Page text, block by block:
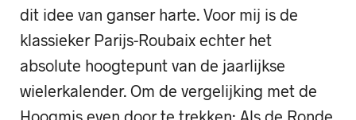
dit idee van ganser harte. Voor mij is de
klassieker Parijs-Roubaix echter het
absolute hoogtepunt van de jaarlijkse
wielerkalender. Om de vergelijking met de
Hoogmis even door te trekken: Als de Ronde